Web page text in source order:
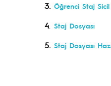
3. Öğrenci Staj Sicil
4 Staj Dosyası
5. Staj Dosyası